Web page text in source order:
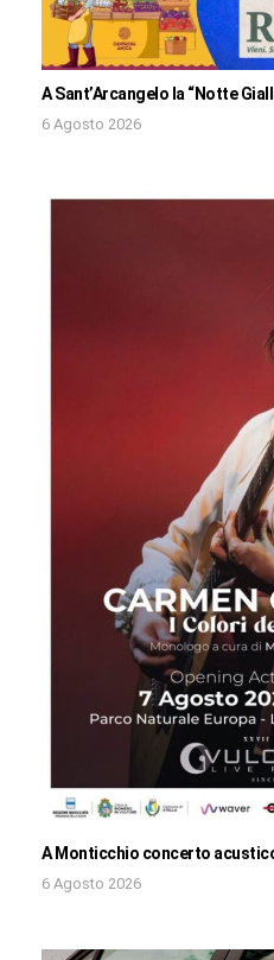
A Sant’Arcangelo la “Notte
6 Agosto 2026
A Monticchio concerto
6 Agosto 2026